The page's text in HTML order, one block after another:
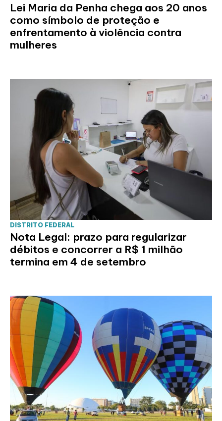
Lei Maria da Penha chega aos 20 anos
como símbolo de proteção e
enfrentamento à violência contra
mulheres
DISTRITO FEDERAL
Nota Legal: prazo para regularizar
débitos e concorrer a R$ 1 milhão
termina em 4 de setembro